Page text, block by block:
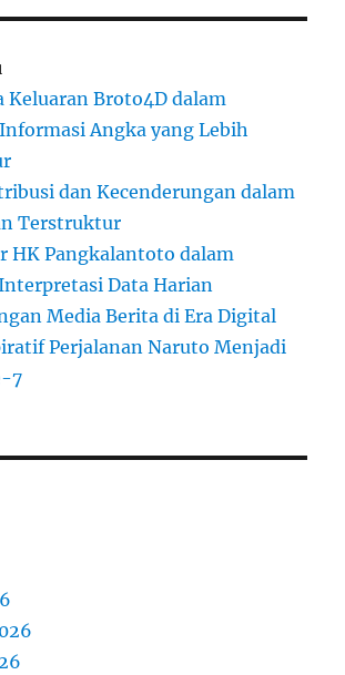
Keluaran Broto4D dalam
Angka yang Lebih
dan Kecenderungan dalam
Terstruktur
HK Pangkalantoto dalam
Data Harian
Media Berita di Era Digital
Perjalanan Naruto Menjadi
7